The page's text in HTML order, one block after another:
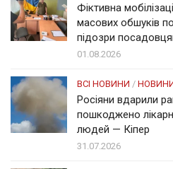
Фіктивна
масових обшуків
підозри
01.08.2026
ВСІ НОВИНИ /
Росіяни вдарили
пошкоджено
людей — Кіпер
31.07.2026